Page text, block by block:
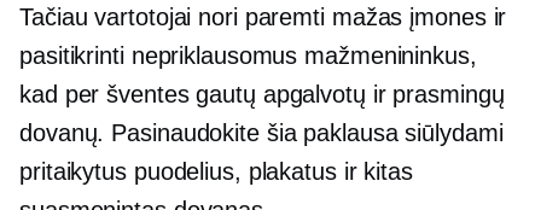
Tačiau vartotojai nori paremti mažas įmones ir
pasitikrinti nepriklausomus mažmenininkus,
kad per šventes gautų apgalvotų ir prasmingų
dovanų. Pasinaudokite šia paklausa siūlydami
pritaikytus puodelius, plakatus ir kitas